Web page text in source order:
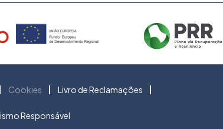
Cookies Livro de Reclamações
Responsável